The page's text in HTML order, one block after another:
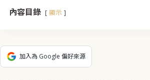
內容目錄 顯示
加入為 Google 偏好來源